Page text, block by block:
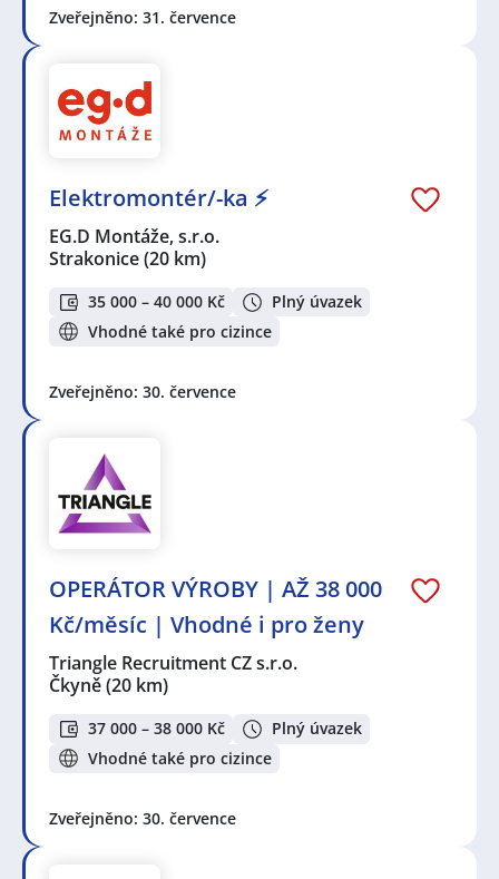
Zveřejněno: 31. července
Elektromontér/-ka ⚡
EG.D Montáže, s.r.o.
Strakonice(20 km)
35 000 – 40 000 Kč
Plný úvazek
Vhodné také pro cizince
Zveřejněno: 30. července
OPERÁTOR VÝROBY | AŽ 38 000
Kč/měsíc | Vhodné i pro ženy
Triangle Recruitment CZ s.r.o.
Čkyně(20 km)
37 000 – 38 000 Kč
Plný úvazek
Vhodné také pro cizince
Zveřejněno: 30. července